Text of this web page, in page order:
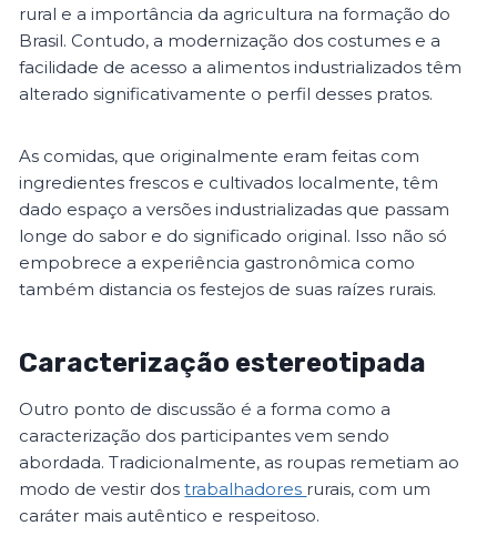
rural e a importância da agricultura na formação do
Brasil. Contudo, a modernização dos costumes e a
facilidade de acesso a alimentos industrializados têm
alterado significativamente o perfil desses pratos.
As comidas, que originalmente eram feitas com
ingredientes frescos e cultivados localmente, têm
dado espaço a versões industrializadas que passam
longe do sabor e do significado original. Isso não só
empobrece a experiência gastronômica como
também distancia os festejos de suas raízes rurais.
Caracterização estereotipada
Outro ponto de discussão é a forma como a
caracterização dos participantes vem sendo
abordada. Tradicionalmente, as roupas remetiam ao
modo de vestir dostrabalhadores rurais, com um
caráter mais autêntico e respeitoso.